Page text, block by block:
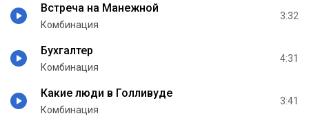
Встреча на Манежной
Комбинация
3:32
Бухгалтер
Комбинация
4:31
Какие люди в Голливуде
Комбинация
3:41